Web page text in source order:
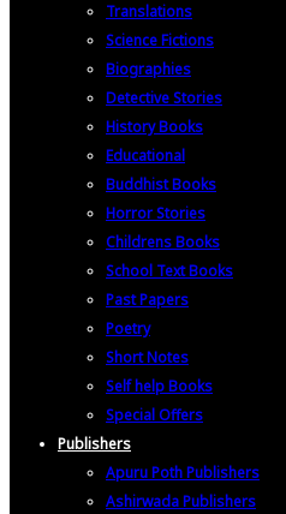
Translations
Science Fictions
Biographies
Detective Stories
History Books
Educational
Buddhist Books
Horror Stories
Childrens Books
School Text Books
Past Papers
Poetry
Short Notes
Self help Books
Special Offers
Publishers
Apuru Poth Publishers
Ashirwada Publishers